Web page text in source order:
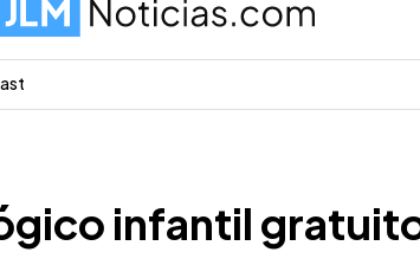
infantil